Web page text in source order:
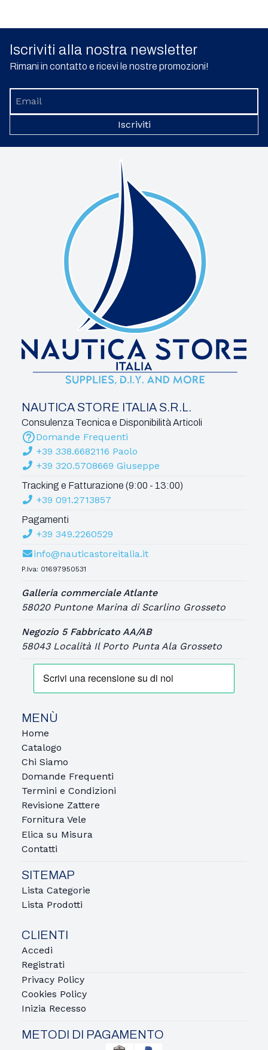
Iscriviti alla nostra newsletter
Rimani in contatto e ricevi le nostre promozioni!
Iscriviti
NAUTICA STORE ITALIA S.R.L.
Consulenza Tecnica e Disponibilità Articoli
Domande Frequenti
+39 338.6682116 Paolo
+39 320.5708669 Giuseppe
Tracking e Fatturazione (9:00 - 13:00)
+39 091.2713857
Pagamenti
+39 349.2260529
info@nauticastoreitalia.it
P.Iva: 01697950531
Galleria commerciale Atlante
58020 Puntone Marina di Scarlino Grosseto
Negozio 5 Fabbricato AA/AB
58043 Località Il Porto Punta Ala Grosseto
MENÙ
Home
Catalogo
Chi Siamo
Domande Frequenti
Termini e Condizioni
Revisione Zattere
Fornitura Vele
Elica su Misura
Contatti
SITEMAP
Lista Categorie
Lista Prodotti
CLIENTI
Accedi
Registrati
Privacy Policy
Cookies Policy
Inizia Recesso
METODI DI PAGAMENTO